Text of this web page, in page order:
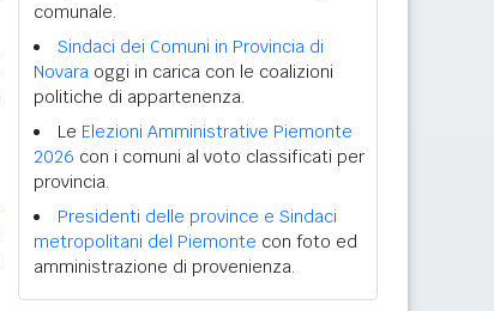
comunale.
Sindaci dei Comuni in Provincia di
Novara oggi in carica con le coalizioni
politiche di appartenenza.
Le Elezioni Amministrative Piemonte
2026 con i comuni al voto classificati per
provincia.
Presidenti delle province e Sindaci
metropolitani del Piemonte con foto ed
amministrazione di provenienza.